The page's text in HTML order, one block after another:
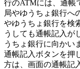
行のATMには、通帳
局やゆうちょ銀行へ
やゆうちょ銀行を検
うしても通帳記入が
うちょ銀行に向かい
通帳記入ボタンを押
方は、画面の通帳記